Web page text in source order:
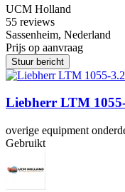
UCM Holland
55 reviews
Sassenheim, Nederland
Prijs op aanvraag
Stuur bericht
Liebherr LTM
overige equipment
Gebruikt